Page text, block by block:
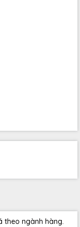
theo ngành hàng.